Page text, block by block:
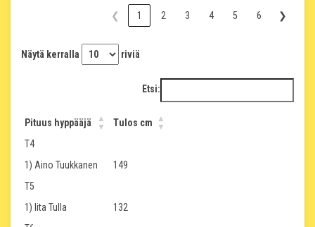
❮ 1 2 3 4 5 6 ❯
Näytä kerralla riviä
Etsi:
Pituus hyppääjä
Tulos cm
T4
1) Aino Tuukkanen
149
T5
1) Iita Tulla
132